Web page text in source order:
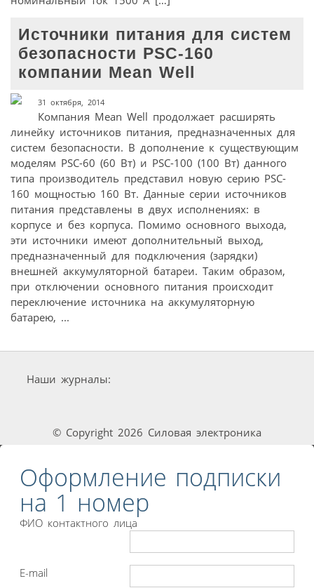
Источники питания для систем
безопасности PSC-160
компании Mean Well
31 октября, 2014
Компания Mean Well продолжает расширять
линейку источников питания, предназначенных для
систем безопасности. В дополнение к существующим
моделям PSC-60 (60 Вт) и PSC-100 (100 Вт) данного
типа производитель представил новую серию PSC-
160 мощностью 160 Вт. Данные серии источников
питания представлены в двух исполнениях: в
корпусе и без корпуса. Помимо основного выхода,
эти источники имеют дополнительный выход,
предназначенный для подключения (зарядки)
внешней аккумуляторной батареи. Таким образом,
при отключении основного питания происходит
переключение источника на аккумуляторную
батарею, ...
Наши журналы:
© Copyright 2026 Силовая электроника
Оформление подписки
на 1 номер
ФИО контактного лица
E-mail